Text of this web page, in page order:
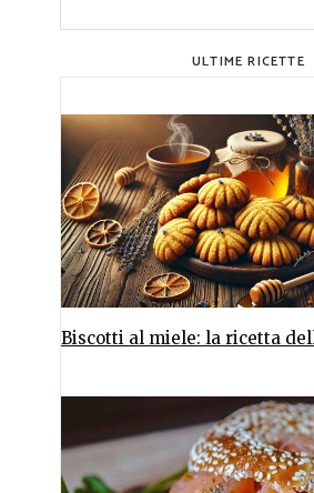
ULTIME RICETTE
Biscotti al miele: la ricetta